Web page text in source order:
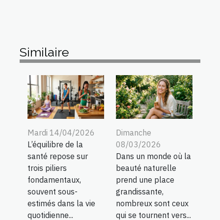
Similaire
Mardi 14/04/2026
L’équilibre de la
santé repose sur
trois piliers
fondamentaux,
souvent sous-
estimés dans la vie
quotidienne...
Dimanche
08/03/2026
Dans un monde où la
beauté naturelle
prend une place
grandissante,
nombreux sont ceux
qui se tournent vers...